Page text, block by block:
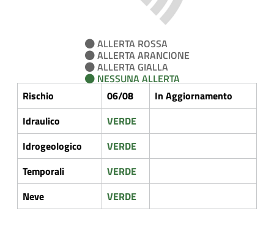
ALLERTA ROSSA
ALLERTA ARANCIONE
ALLERTA GIALLA
NESSUNA ALLERTA
Rischio
06/08
In Aggiornamento
Idraulico
VERDE
Idrogeologico
VERDE
Temporali
VERDE
Neve
VERDE